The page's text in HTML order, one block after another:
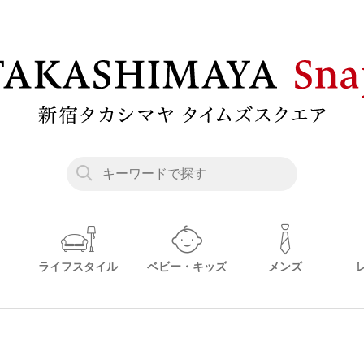
ライフスタイル ベビー・キッズ メンズ